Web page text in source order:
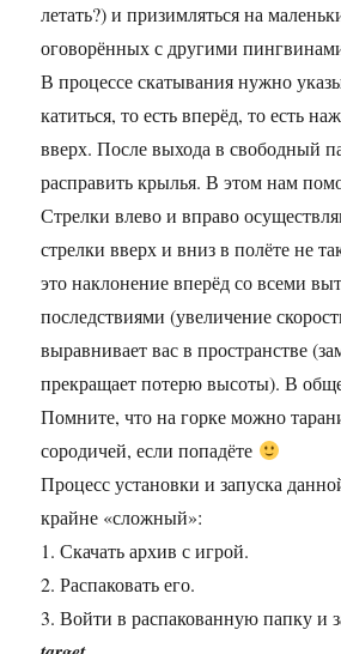
летать?) и призимляться на
оговорённых с другими
В процессе скатывания нужно
катиться, то есть вперёд, то есть
вверх. После выхода в свободный
расправить крылья. В этом нам
Стрелки влево и вправо
стрелки вверх и вниз в полёте не
это наклонение вперёд со всеми
последствиями (увеличение
выравнивает вас в пространстве
прекращает потерю высоты). В
Помните, что на горке можно
сородичей, если попадёте
Процесс установки и запуска
крайне «сложный»:
1. Скачать архив с игрой.
2. Распаковать его.
3. Войти в распакованную папку и